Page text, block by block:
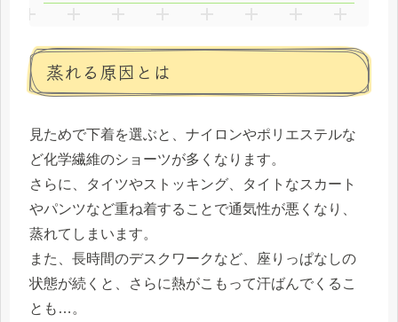
蒸れる原因とは
見ためで下着を選ぶと、ナイロンやポリエステルな
ど化学繊維のショーツが多くなります。
さらに、タイツやストッキング、タイトなスカート
やパンツなど重ね着することで通気性が悪くなり、
蒸れてしまいます。
また、長時間のデスクワークなど、座りっぱなしの
状態が続くと、さらに熱がこもって汗ばんでくるこ
とも…。